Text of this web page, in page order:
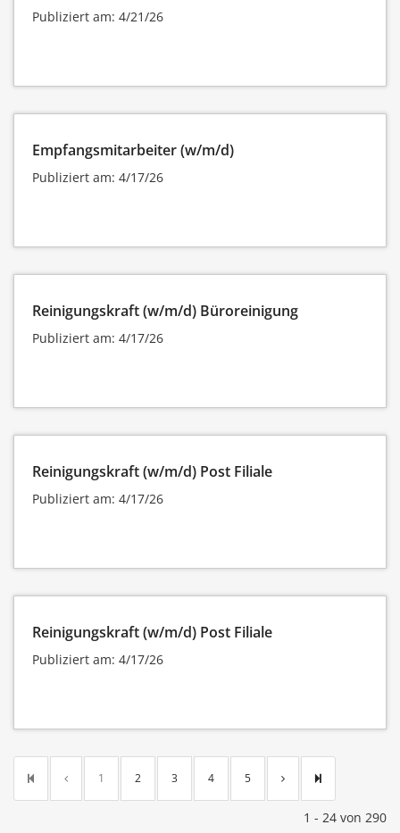
Publiziert am: 4/21/26
Empfangsmitarbeiter (w/m/d)
Publiziert am: 4/17/26
Reinigungskraft (w/m/d) Büroreinigung
Publiziert am: 4/17/26
Reinigungskraft (w/m/d) Post Filiale
Publiziert am: 4/17/26
Reinigungskraft (w/m/d) Post Filiale
Publiziert am: 4/17/26
1 2 3 4 5
1 - 24 von 290